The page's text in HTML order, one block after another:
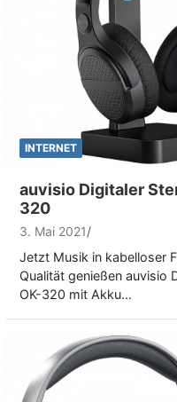
INTERNET
auvisio Digitaler
320
3. Mai 2021
Jetzt Musik in kabelloser
Qualität genießen auvisio
OK-320 mit Akku…